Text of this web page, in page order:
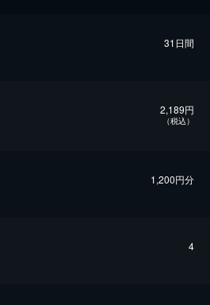
31日間
2,189円
（税込）
1,200円分
4